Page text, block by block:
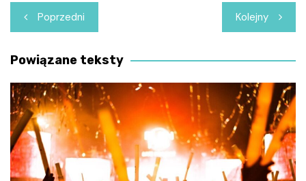
Nawigacja
wpisu
Poprzedni Kolejny
Powiązane teksty